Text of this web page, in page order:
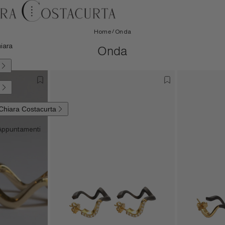
Costacurta
Home/ Onda
Onda